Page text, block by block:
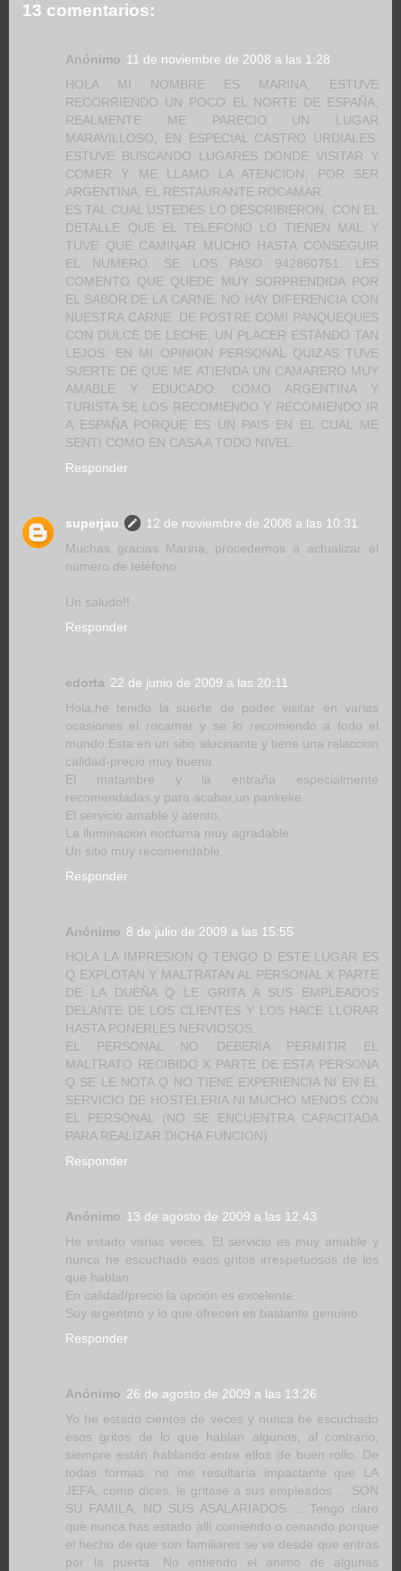
13 comentarios:
Anónimo 11 de noviembre de 2008 a las 1:28
HOLA MI NOMBRE ES MARINA, ESTUVE
RECORRIENDO UN POCO EL NORTE DE ESPAÑA,
REALMENTE ME PARECIO UN LUGAR
MARAVILLOSO, EN ESPECIAL CASTRO URDIALES.
ESTUVE BUSCANDO LUGARES DONDE VISITAR Y
COMER Y ME LLAMO LA ATENCION, POR SER
ARGENTINA, EL RESTAURANTE ROCAMAR.
ES TAL CUAL USTEDES LO DESCRIBIERON, CON EL
DETALLE QUE EL TELEFONO LO TIENEN MAL Y
TUVE QUE CAMINAR MUCHO HASTA CONSEGUIR
EL NUMERO. SE LOS PASO 942860751. LES
COMENTO QUE QUEDE MUY SORPRENDIDA POR
EL SABOR DE LA CARNE, NO HAY DIFERENCIA CON
NUESTRA CARNE. DE POSTRE COMI PANQUEQUES
CON DULCE DE LECHE, UN PLACER ESTANDO TAN
LEJOS. EN MI OPINION PERSONAL QUIZAS TUVE
SUERTE DE QUE ME ATIENDA UN CAMARERO MUY
AMABLE Y EDUCADO. COMO ARGENTINA Y
TURISTA SE LOS RECOMIENDO Y RECOMIENDO IR
A ESPAÑA PORQUE ES UN PAIS EN EL CUAL ME
SENTI COMO EN CASA A TODO NIVEL.
Responder
superjau
12 de noviembre de 2008 a las 10:31
Muchas gracias Marina, procedemos a actualizar el
número de teléfono.
Un saludo!!
Responder
edorta 22 de junio de 2009 a las 20:11
Hola,he tenido la suerte de poder visitar en varias
ocasiones el rocamar y se lo recomiendo a todo el
mundo.Esta en un sitio alucinante y tiene una relaccion
calidad-precio muy buena.
El matambre y la entraña especialmente
recomendadas,y para acabar,un pankeke.
El servicio amable y atento.
La iluminacion nocturna muy agradable.
Un sitio muy recomendable.
Responder
Anónimo 8 de julio de 2009 a las 15:55
HOLA LA IMPRESION Q TENGO D ESTE LUGAR ES
Q EXPLOTAN Y MALTRATAN AL PERSONAL X PARTE
DE LA DUEÑA Q LE GRITA A SUS EMPLEADOS
DELANTE DE LOS CLIENTES Y LOS HACE LLORAR
HASTA PONERLES NERVIOSOS.
EL PERSONAL NO DEBERIA PERMITIR EL
MALTRATO RECIBIDO X PARTE DE ESTA PERSONA
Q SE LE NOTA Q NO TIENE EXPERIENCIA NI EN EL
SERVICIO DE HOSTELERIA NI MUCHO MENOS CON
EL PERSONAL (NO SE ENCUENTRA CAPACITADA
PARA REALIZAR DICHA FUNCION)
Responder
Anónimo 13 de agosto de 2009 a las 12:43
He estado varias veces. El servicio es muy amable y
nunca he escuchado esos gritos irrespetuosos de los
que hablan.
En calidad/precio la opción es excelente.
Soy argentino y lo que ofrecen es bastante genuino.
Responder
Anónimo 26 de agosto de 2009 a las 13:26
Yo he estado cientos de veces y nunca he escuchado
esos gritos de lo que hablan algunos, al contrario,
siempre están hablando entre ellos de buen rollo. De
todas formas, no me resultaría impactante que LA
JEFA, como dices, le gritase a sus empleados ... SON
SU FAMILA, NO SUS ASALARIADOS ... Tengo claro
que nunca has estado allí comiendo o cenando porque
el hecho de que son familiares se ve desde que entras
por la puerta. No entiendo el animo de algunas